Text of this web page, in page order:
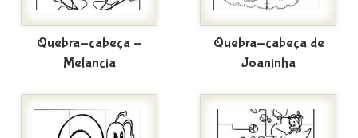
Quebra-cabeça -
Melancia
Quebra-cabeça de
Joaninha